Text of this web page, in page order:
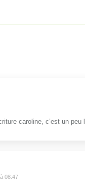
caroline, c’est un
08:47